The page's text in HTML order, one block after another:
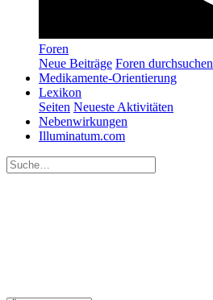
Foren
Neue Beiträge Foren durchsuchen
Medikamente-Orientierung
Lexikon
Seiten Neueste Aktivitäten
Nebenwirkungen
Illuminatum.com